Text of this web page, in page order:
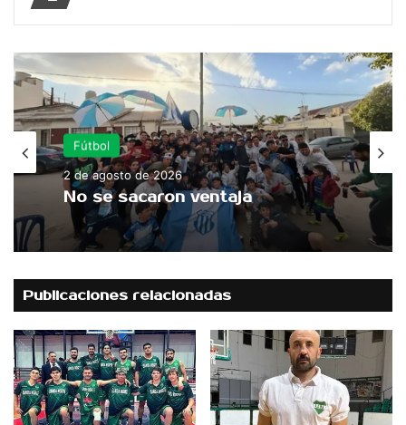
Fútbol
2 de agosto de 2026
No se sacaron ventaja
Publicaciones relacionadas